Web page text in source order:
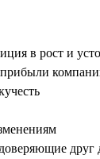
в рост и
друг